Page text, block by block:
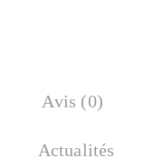
Avis (0)
Actualités